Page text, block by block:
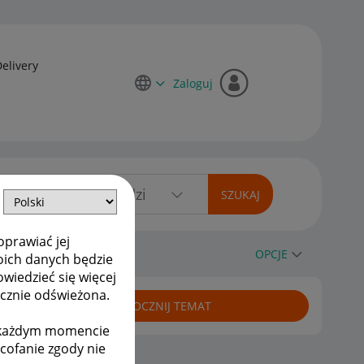
jej
danych będzie
się więcej
odświeżona.
momencie
zgody nie
Zaloguj
OPCJE
ROZPOCZNIJ TEMAT